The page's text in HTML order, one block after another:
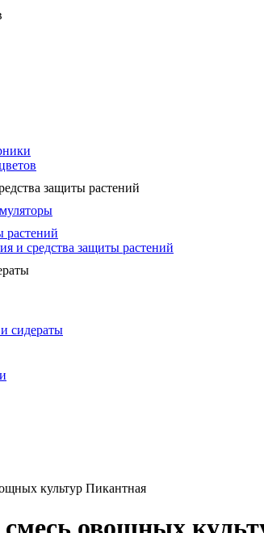
защиты растений
растений
и средства защиты растений
сидераты
культур Пикантная